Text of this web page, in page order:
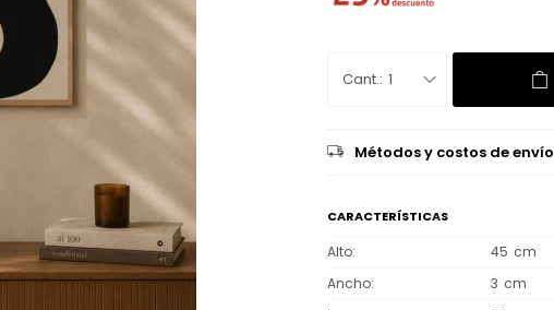
1
Métodos y costos de envío
CARACTERÍSTICAS
Alto
45
Ancho
3